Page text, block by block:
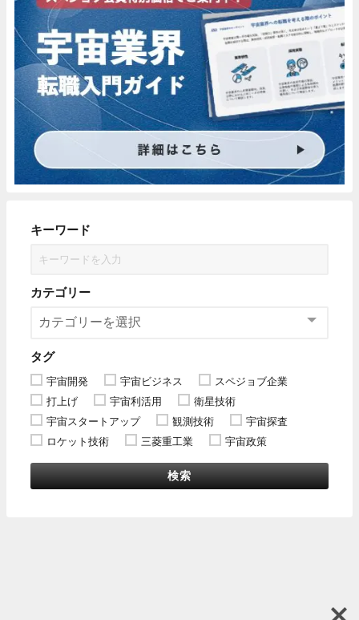
キーワード
カテゴリー
タグ
宇宙開発 宇宙ビジネス
スペジョブ企業
打上げ
宇宙利活用
衛星技術
宇宙スタートアップ
観測技術
宇宙探査
ロケット技術
三菱重工業 宇宙政策
検索